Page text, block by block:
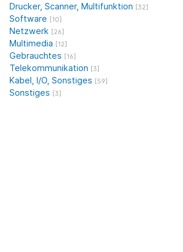
Drucker, Scanner, Multifunktion [32]
Software [10]
Netzwerk [26]
Multimedia [12]
Gebrauchtes [16]
Telekommunikation [3]
Kabel, I/O, Sonstiges [59]
Sonstiges [3]